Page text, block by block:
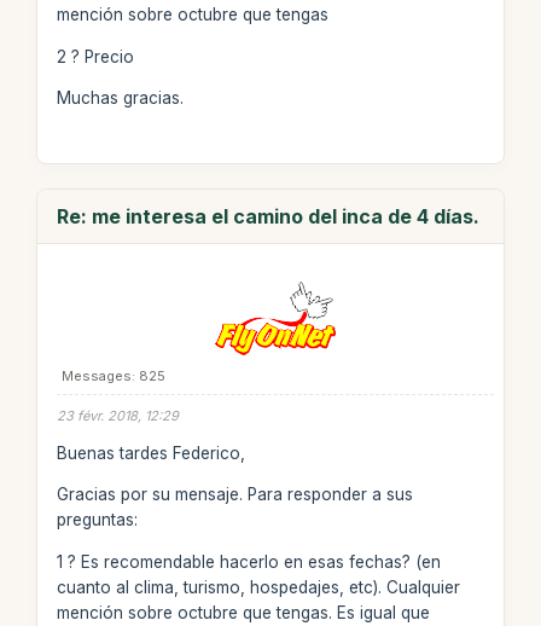
mención sobre octubre que tengas
2 ? Precio
Muchas gracias.
Re: me interesa el camino del inca de 4 días.
Messages: 825
23 févr. 2018, 12:29
Buenas tardes Federico,
Gracias por su mensaje. Para responder a sus
preguntas:
1 ? Es recomendable hacerlo en esas fechas? (en
cuanto al clima, turismo, hospedajes, etc). Cualquier
mención sobre octubre que tengas. Es igual que